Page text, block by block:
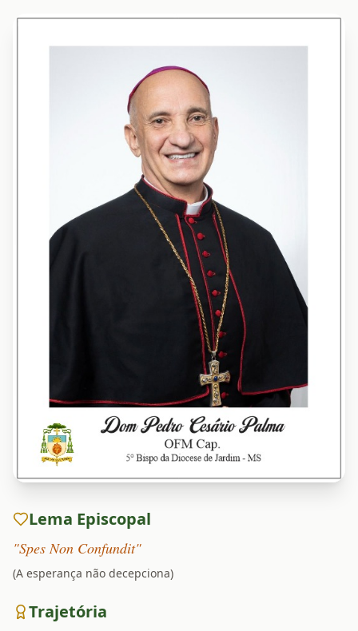
Lema Episcopal
"Spes Non Confundit"
(A esperança não decepciona)
Trajetória